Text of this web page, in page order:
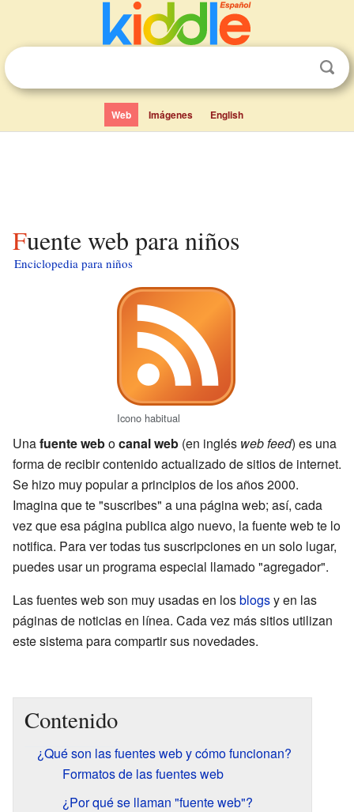
Web Imágenes English
Fuente web para niños
Enciclopedia para niños
Icono habitual
Unafuente webocanal web (en inglés web feed) es una
forma de recibir contenido actualizado de sitios de internet.
Se hizo muy popular a principios de los años 2000.
Imagina que te "suscribes" a una página web; así, cada
vez que esa página publica algo nuevo, la fuente web te lo
notifica. Para ver todas tus suscripciones en un solo lugar,
puedes usar un programa especial llamado "agregador".
Las fuentes web son muy usadas en losblogsy en las
páginas de noticias en línea. Cada vez más sitios utilizan
este sistema para compartir sus novedades.
Contenido
¿Qué son las fuentes web y cómo funcionan?
Formatos de las fuentes web
¿Por qué se llaman "fuente web"?